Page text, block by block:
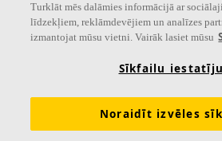
Saites
Akustikas zināšanas Akustiskie
Krāsas un virsmas Rīki &
Turklāt mēs dalāmies informācijā ar
līdzekļiem, reklāmdevējiem un analīzes
izmantojat mūsu vietni. Vairāk lasiet mūsu
Sīkfailu
Noraidīt izvēles